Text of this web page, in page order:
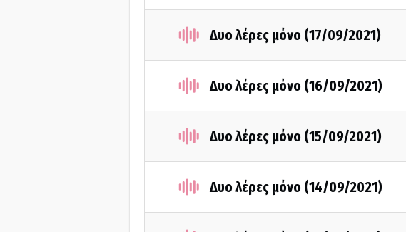
Δυο λέρες μόνο (17/09/2021)
Δυο λέρες μόνο (16/09/2021)
Δυο λέρες μόνο (15/09/2021)
Δυο λέρες μόνο (14/09/2021)